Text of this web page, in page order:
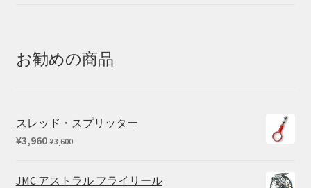
–
¥25,410
お勧めの商品
スレッド・スプリッター
¥3,960 ¥3,600
JMC アストラル フライリール